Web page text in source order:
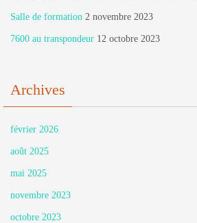
Salle de formation 2 novembre 2023
7600 au transpondeur 12 octobre 2023
Archives
février 2026
août 2025
mai 2025
novembre 2023
octobre 2023